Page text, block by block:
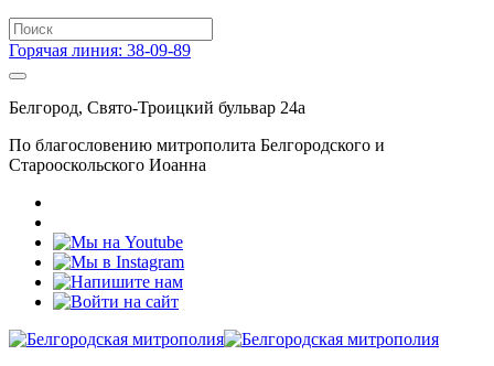
Горячая линия: 38-09-89
Белгород, Свято-Троицкий бульвар 24а
По благословению митрополита Белгородского и
Старооскольского Иоанна